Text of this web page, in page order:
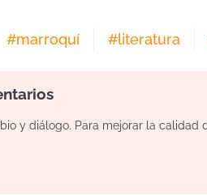
#marroquí #literatura
y diálogo. Para mejorar la calidad